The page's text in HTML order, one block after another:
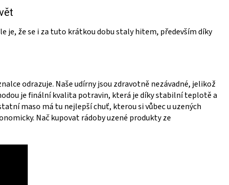
je, že se i za tuto krátkou dobu staly hitem, především díky
odrazuje. Naše udírny jsou zdravotně nezávadné, jelikož
je finální kvalita potravin, která je díky stabilní teplotě a
maso má tu nejlepší chuť, kterou si vůbec u uzených
Nač kupovat rádoby uzené produkty ze